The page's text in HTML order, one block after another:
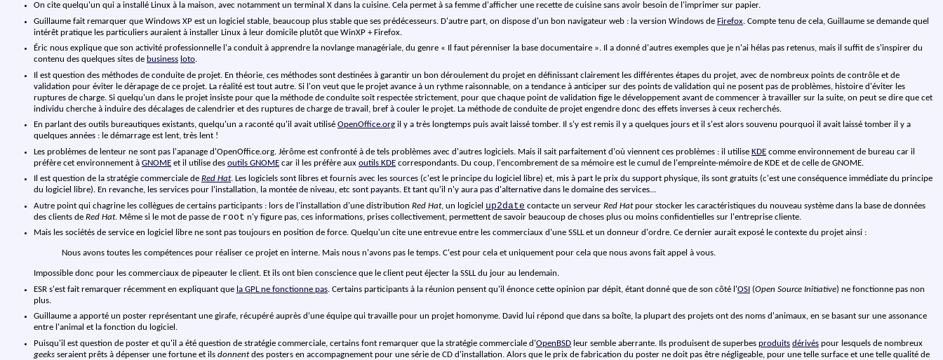
On cite quelqu'un qui a installé Linux à la maison, avec notamment un terminal X dans la cuisine. Cela permet à sa femme d'afficher une recette de cuisine sans avoir besoin de l'imprimer sur papier.
Guillaume fait remarquer que Windows XP est un logiciel stable, beaucoup plus stable que ses prédécesseurs. D'autre part, on dispose d'un bon navigateur web : la version Windows de Firefox. Compte tenu de cela, Guillaume se demande quel
intérêt pratique les particuliers auraient à installer Linux à leur domicile plutôt que WinXP + Firefox.
Éric nous explique que son activité professionnelle l'a conduit à apprendre la novlange managériale, du genre « Il faut pérenniser la base documentaire ». Il a donné d'autres exemples que je n'ai hélas pas retenus, mais il suffit de s'inspirer du
contenu des quelques sites de business loto.
Il est question des méthodes de conduite de projet. En théorie, ces méthodes sont destinées à garantir un bon déroulement du projet en définissant clairement les différentes étapes du projet, avec de nombreux points de contrôle et de
validation pour éviter le dérapage de ce projet. La réalité est tout autre. Si l'on veut que le projet avance à un rythme raisonnable, on a tendance à anticiper sur des points de validation qui ne posent pas de problèmes, histoire d'éviter les
ruptures de charge. Si quelqu'un dans le projet insiste pour que la méthode de conduite soit respectée strictement, pour que chaque point de validation fige le développement avant de commencer à travailler sur la suite, on peut se dire que cet
individu cherche à induire des décalages de calendrier et des ruptures de charge de travail, bref à couler le projet. La méthode de conduite de projet engendre donc des effets inverses à ceux recherchés.
En parlant des outils bureautiques existants, quelqu'un a raconté qu'il avait utilisé OpenOffice.org il y a très longtemps puis avait laissé tomber. Il s'y est remis il y a quelques jours et il s'est alors souvenu pourquoi il avait laissé tomber il y a
quelques années : le démarrage est lent, très lent !
Les problèmes de lenteur ne sont pas l'apanage d'OpenOffice.org. Jérôme est confronté à de tels problèmes avec d'autres logiciels. Mais il sait parfaitement d'où viennent ces problèmes : il utilise KDE comme environnement de bureau car il
préfère cet environnement à GNOME et il utilise des outils GNOME car il les préfère aux outils KDE correspondants. Du coup, l'encombrement de sa mémoire est le cumul de l'empreinte-mémoire de KDE et de celle de GNOME.
Il est question de la stratégie commerciale de Red Hat. Les logiciels sont libres et fournis avec les sources (c'est le principe du logiciel libre) et, mis à part le prix du support physique, ils sont gratuits (c'est une conséquence immédiate du principe
du logiciel libre). En revanche, les services pour l'installation, la montée de niveau, etc sont payants. Et tant qu'il n'y aura pas d'alternative dans le domaine des services...
Autre point qui chagrine les collègues de certains participants : lors de l'installation d'une distribution Red Hat, un logiciel up2date contacte un serveur Red Hatpour stocker les caractéristiques du nouveau système dans la base de données
des clients de Red Hat. Même si le mot de passe de root n'y figure pas, ces informations, prises collectivement, permettent de savoir beaucoup de choses plus ou moins confidentielles sur l'entreprise cliente.
Mais les sociétés de service en logiciel libre ne sont pas toujours en position de force. Quelqu'un cite une entrevue entre les commerciaux d'une SSLL et un donneur d'ordre. Ce dernier aurait exposé le contexte du projet ainsi :
Nous avons toutes les compétences pour réaliser ce projet en interne. Mais nous n'avons pas le temps. C'est pour cela et uniquement pour cela que nous avons fait appel à vous.
Impossible donc pour les commerciaux de pipeauter le client. Et ils ont bien conscience que le client peut éjecter la SSLL du jour au lendemain.
ESR s'est fait remarquer récemment en expliquant que la GPL ne fonctionne pas. Certains participants à la réunion pensent qu'il énonce cette opinion par dépit, étant donné que de son côté l'OSI (Open Source Initiative) ne fonctionne pas non
plus.
Guillaume a apporté un poster représentant une girafe, récupéré auprès d'une équipe qui travaille pour un projet homonyme. David lui répond que dans sa boîte, la plupart des projets ont des noms d'animaux, en se basant sur une assonance
entre l'animal et la fonction du logiciel.
Puisqu'il est question de poster et qu'il a été question de stratégie commerciale, certains font remarquer que la stratégie commerciale d'OpenBSD leur semble aberrante. Ils produisent de superbes produits dérivés pour lesquels de nombreux
geeks seraient prêts à dépenser une fortune et ils donnentdes posters en accompagnement pour une série de CD d'installation. Alors que le prix de fabrication du poster ne doit pas être négligeable, pour une telle surface et une telle qualité de